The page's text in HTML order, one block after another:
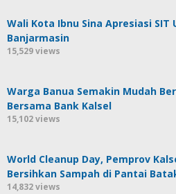
Wali Kota Ibnu Sina Apresiasi SIT
Banjarmasin
15,529 views
Warga Banua Semakin Mudah
Bersama Bank Kalsel
15,102 views
World Cleanup Day, Pemprov
Bersihkan Sampah di Pantai
14,832 views